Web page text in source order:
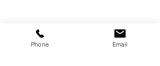
Phone Email